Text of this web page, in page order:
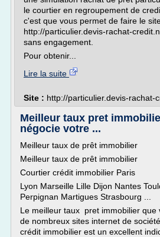
le courtier en regroupement de
c'est que vous permet de faire le
http://particulier.devis-rachat-
sans engagement.
Pour obtenir...
Lire la suite
Site : http://particulier.devis-rachat-
Meilleur taux pret
négocie votre ...
Meilleur taux de prêt immobilier
Meilleur taux de prêt immobilier
Courtier crédit immobilier Paris
Lyon Marseille Lille Dijon Nantes
Perpignan Martigues Strasbourg ...
Le meilleur taux pret immobilier que
de nombreux sites internet de
crédit immobilier est un excellent